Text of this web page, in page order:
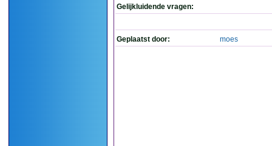
Gelijkluidende vragen:
Geplaatst door: moes